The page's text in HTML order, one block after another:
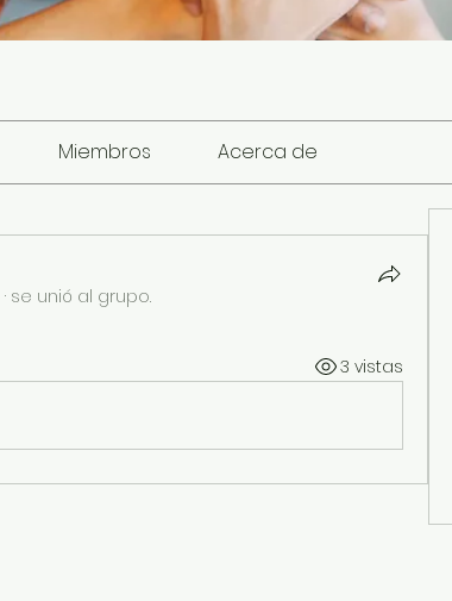
Miembros Acerca de
· se unió al grupo.
3 vistas